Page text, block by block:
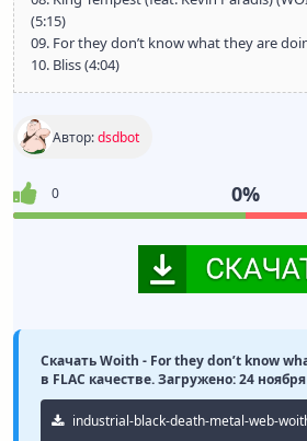
(5:15)
09. For they don’t know what they are
10. Bliss (4:04)
Автор:dsdbot
0 0%
Скачать Woith - For they don’t know
в FLAC качестве. Загружено: 24
industrial-black-death-metal-web-